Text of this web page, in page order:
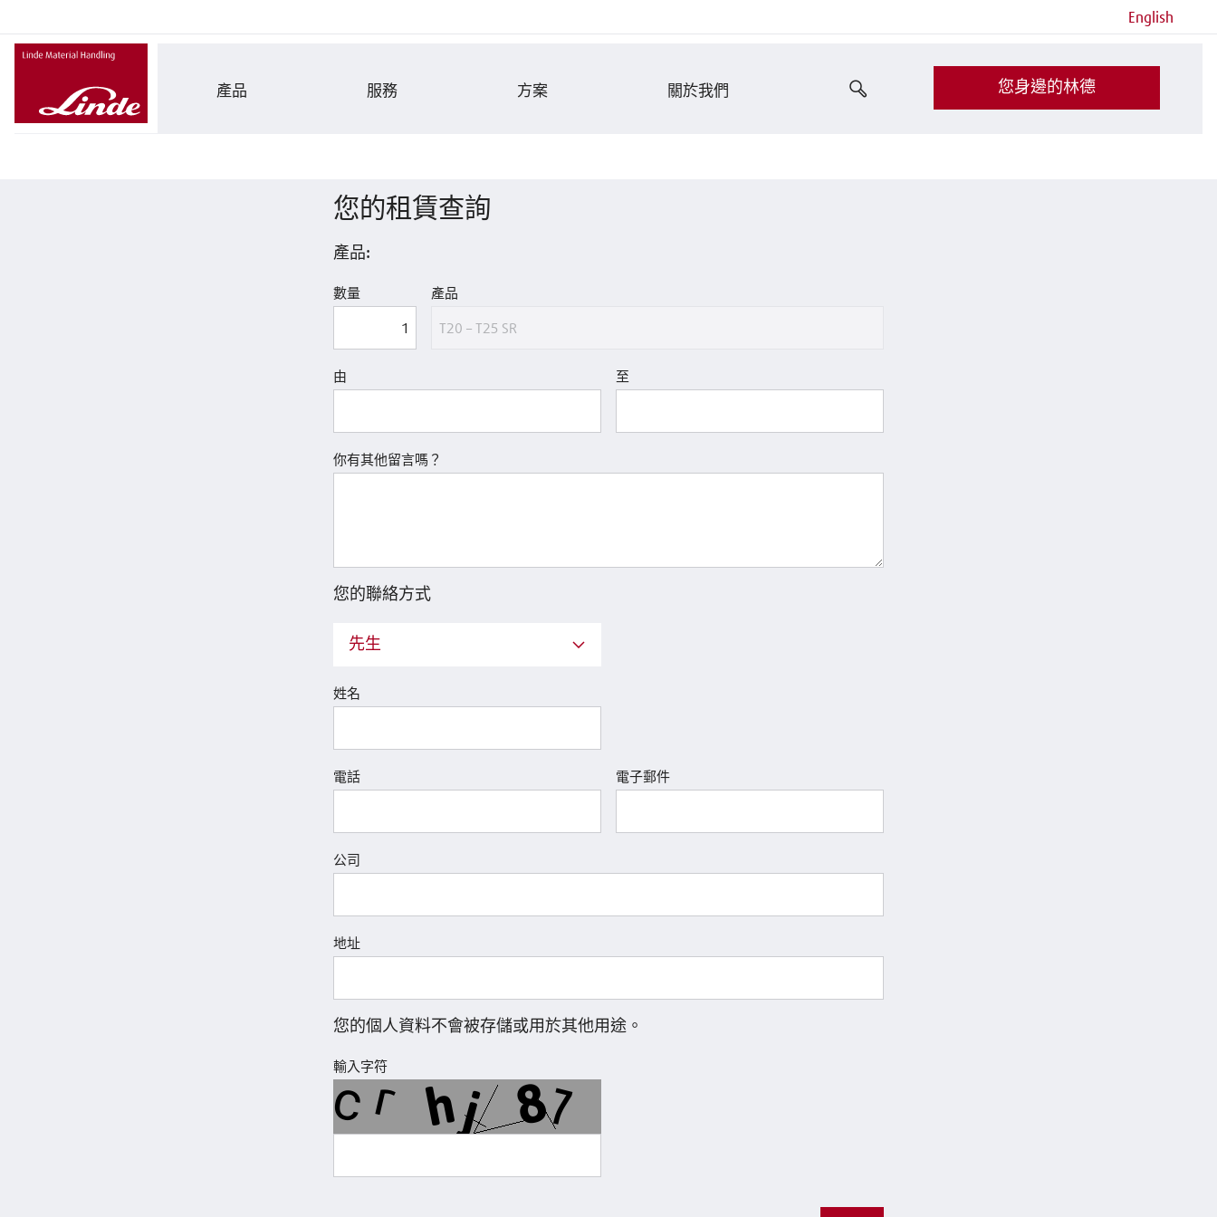
產品 服務 方案 關於我們
English
您身邊的林德
您的租賃查詢
產品:
數量 產品
由 至
你有其他留言嗎？
您的聯絡方式
先生
姓名
電話 電子郵件
公司
地址
您的個人資料不會被存儲或用於其他用途。
輸入字符